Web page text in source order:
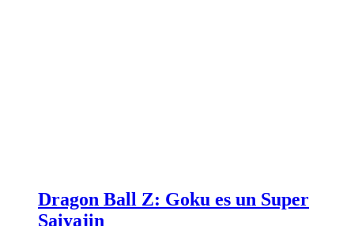
Dragon Ball Z: Goku es un Super
Saiyajin